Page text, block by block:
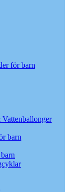
för barn
barn